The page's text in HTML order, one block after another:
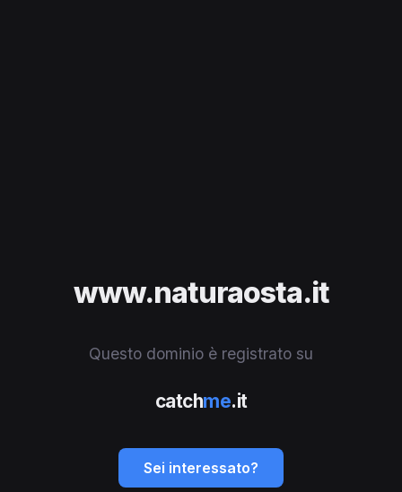
www.naturaosta.it
Questo dominio è registrato su
catchme.it
Sei interessato?